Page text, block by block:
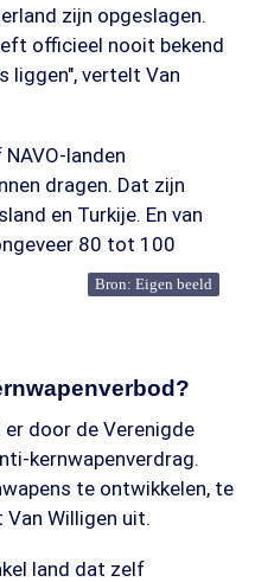
zijn opgeslagen.
officieel nooit bekend
liggen", vertelt Van
landen
dragen. Dat zijn
en Turkije. En van
80 tot 100
Bron: Eigen beeld
er door de Verenigde
kernwapenverdrag.
te ontwikkelen, te
Van Willigen uit.
land dat zelf